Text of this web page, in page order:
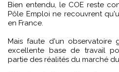
Bien entendu, le COE reste
Pôle Emploi ne recouvrent
en France.
Mais faute d'un observatoire
excellente base de travail
partie des réalités du marché